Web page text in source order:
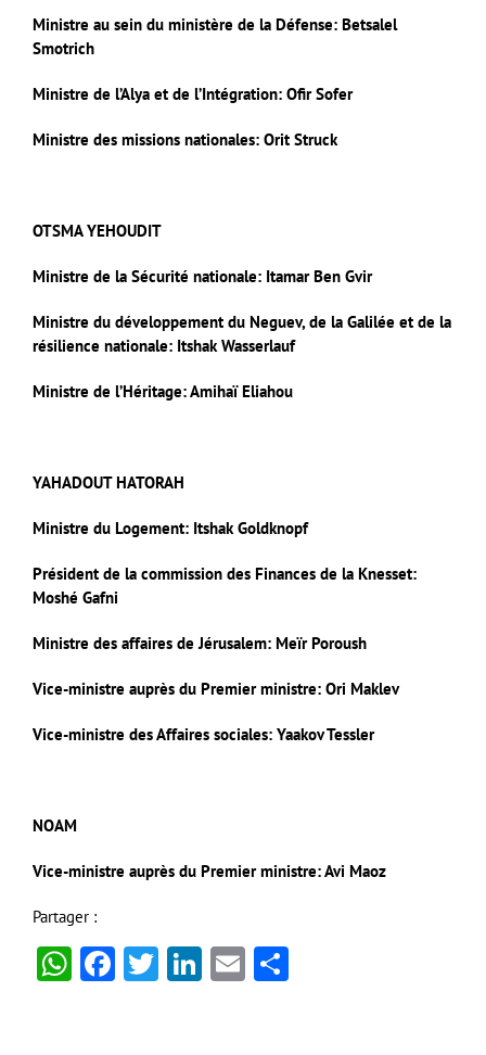
Ministre au sein du ministère de la Défense: Betsalel
Smotrich
Ministre de l’Alya et de l’Intégration: Ofir Sofer
Ministre des missions nationales: Orit Struck
OTSMA YEHOUDIT
Ministre de la Sécurité nationale: Itamar Ben Gvir
Ministre du développement du Neguev, de la Galilée et de la
résilience nationale: Itshak Wasserlauf
Ministre de l’Héritage: Amihaï Eliahou
YAHADOUT HATORAH
Ministre du Logement: Itshak Goldknopf
Président de la commission des Finances de la Knesset:
Moshé Gafni
Ministre des affaires de Jérusalem: Meïr Poroush
Vice-ministre auprès du Premier ministre: Ori Maklev
Vice-ministre des Affaires sociales: Yaakov Tessler
NOAM
Vice-ministre auprès du Premier ministre: Avi Maoz
Partager :
WhatsApp
Facebook
Twitter
LinkedIn
Email